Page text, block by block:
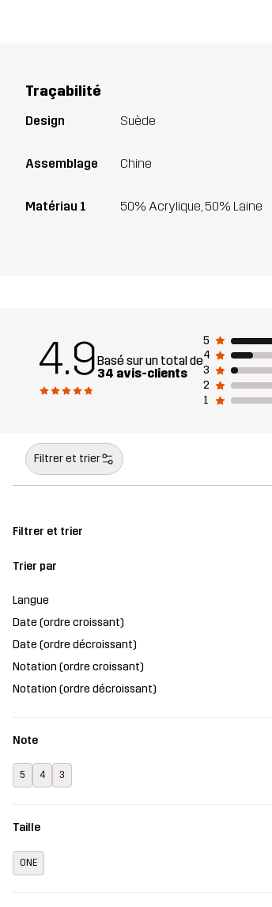
Traçabilité
Design Suède
Assemblage Chine
Matériau 1 50% Acrylique, 50% Laine
4.9Basé sur un total de
34 avis-clients
5
4
3
2
1
Filtrer et trier
Filtrer et trier
Trier par
Langue
Date (ordre croissant)
Date (ordre décroissant)
Notation (ordre croissant)
Notation (ordre décroissant)
Note
5 4 3
Taille
ONE